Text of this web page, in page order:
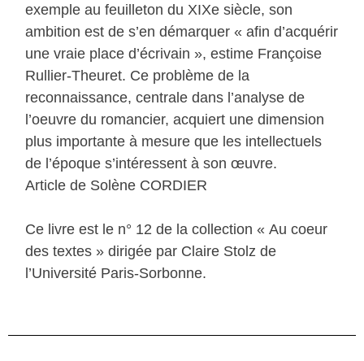
exemple au feuilleton du XIXe siècle, son
ambition est de s’en démarquer « afin d’acquérir
une vraie place d’écrivain », estime Françoise
Rullier-Theuret. Ce problème de la
reconnaissance, centrale dans l’analyse de
l’oeuvre du romancier, acquiert une dimension
plus importante à mesure que les intellectuels
de l’époque s’intéressent à son œuvre.
Article de Solène CORDIER
Ce livre est le n° 12 de la collection « Au coeur
des textes » dirigée par Claire Stolz de
l’Université Paris-Sorbonne.